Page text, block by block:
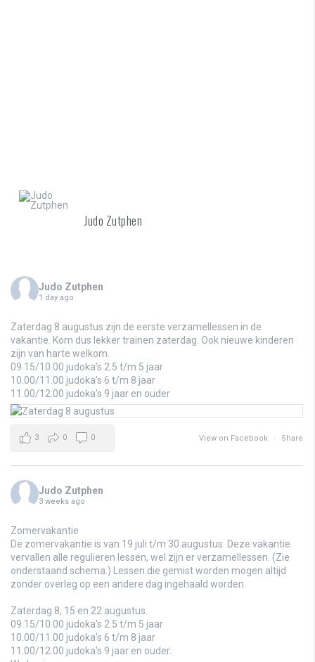
Judo Zutphen
Judo Zutphen
1 day ago
Zaterdag 8 augustus zijn de eerste verzamellessen in de
vakantie. Kom dus lekker trainen zaterdag. Ook nieuwe kinderen
zijn van harte welkom.
09.15/10.00 judoka’s 2.5 t/m 5 jaar
10.00/11.00 judoka’s 6 t/m 8 jaar
11.00/12.00 judoka’s 9 jaar en ouder
View on Facebook · Share
3 0 0
Judo Zutphen
3 weeks ago
Zomervakantie
De zomervakantie is van 19 juli t/m 30 augustus. Deze vakantie
vervallen alle regulieren lessen, wel zijn er verzamellessen. (Zie
onderstaand schema.) Lessen die gemist worden mogen altijd
zonder overleg op een andere dag ingehaald worden.
Zaterdag 8, 15 en 22 augustus.
09.15/10.00 judoka's 2.5 t/m 5 jaar
10.00/11.00 judoka's 6 t/m 8 jaar
11.00/12.00 judoka's 9 jaar en ouder.